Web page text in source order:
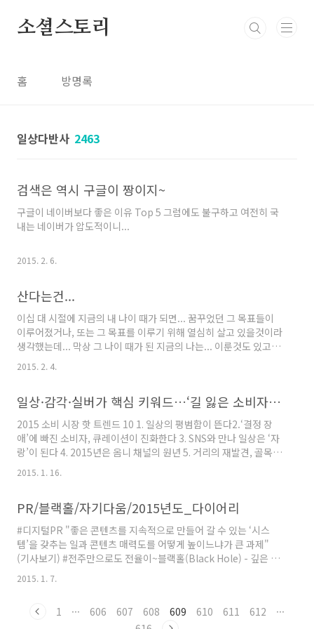
소셜스토리
홈 방명록
일상다반사 2463
검색은 역시 구글이 짱이지~
구글이 네이버보다 좋은 이유 Top 5 그럼에도 불구하고 여전히 국
내는 네이버가 압도적이니...
2015. 2. 6.
산다는건...
이십 대 시절에 지금의 내 나이 때가 되면... 꿈꾸었던 그 목표들이
이루어졌거나, 또는 그 목표를 이루기 위해 열심히 살고 있을것이라
생각했는데... 막상 그 나이 때가 된 지금의 나는... 이룬것도 있고,
아직 이루지 못한것들도 있고, 또 여전히 부족한 것들도 있는걸 보
면... 산다는건... # 내 뜻대로 되는게 아닌가 보다. # 오늘 보다 나은,
고... # 지금의 내 나이가 어때서~♬
2015. 2. 4.
일상·감각·실버가 핵심 키워드…‘길 잃은 소비자’추천 상품 각광
2015 소비 시장 핫 트렌드 10 1. 일상의 평범함이 뜬다2.‘결정 장
애’에 빠진 소비자, 큐레이션이 진화한다 3. SNS와 만나 일상은 ‘자
랑’이 된다 4. 2015년은 옴니 채널의 원년 5. 거리의 재발견, 골목길
전성시대 6. 진화하는 모바일, 산업 패러다임 바꾼다 7. 향후 10년
간 떠오르는 소비층, ‘실버부머’ 8. 잡(JOB)의 개념이 바뀐다9.‘감
시대 > 2015년 핫 트렌드를 살펴보고, 비즈니스의 기회로 삼는것도
좋겠다. > 기사 전체보기
2015. 1. 16.
PR/블랙홀/자기다움/2015년도_다이어리
#디지털PR "좋은 콘텐츠를 지속적으로 만들어 갈 수 있는 ‘시스
템’을 갖추는 일과 콘텐츠 매력도를 어떻게 높이느냐가 큰 과제"
(기사보기) #전주만으로도 전율이~블랙홀(Black Hole) - 깊은 밤
의 서정곡 #자기다움회사가 나를 뽑았는가?내가 회사를 선택해서
들어왔는가? #2015년 다이어리가 생겼다 ‎좋긴한데 보험사에서 보
2015. 1. 7.
1 ··· 606 607 608 609 610 611 612
···